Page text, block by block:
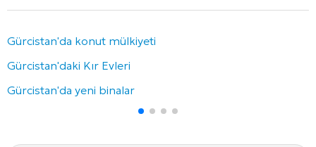
Gürcistan'da konut mülkiyeti
Gürcistan'daki Kır Evleri
Gürcistan'da yeni binalar